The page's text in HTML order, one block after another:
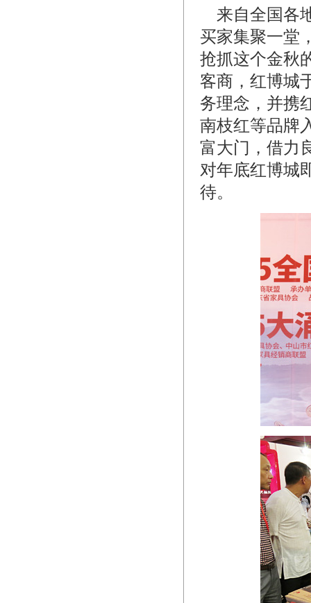
来自全国各
买家集聚一堂
抢抓这个金秋
客商，红博城
务理念，并携
南枝红等品牌
富大门，借力
对年底红博城
待。